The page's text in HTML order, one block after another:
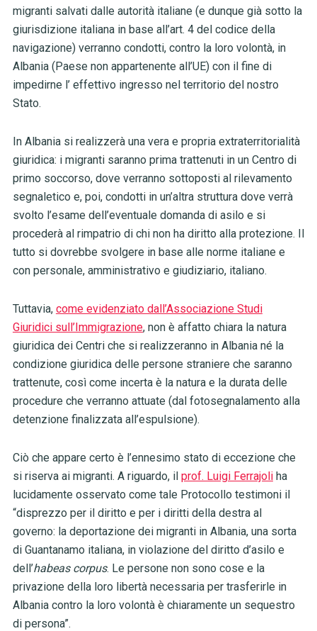
migranti salvati dalle autorità italiane (e dunque già sotto la
giurisdizione italiana in base all’art. 4 del codice della
navigazione) verranno condotti, contro la loro volontà, in
Albania (Paese non appartenente all’UE) con il fine di
impedirne l’ effettivo ingresso nel territorio del nostro
Stato.
In Albania si realizzerà una vera e propria extraterritorialità
giuridica: i migranti saranno prima trattenuti in un Centro di
primo soccorso, dove verranno sottoposti al rilevamento
segnaletico e, poi, condotti in un’altra struttura dove verrà
svolto l’esame dell’eventuale domanda di asilo e si
procederà al rimpatrio di chi non ha diritto alla protezione. Il
tutto si dovrebbe svolgere in base alle norme italiane e
con personale, amministrativo e giudiziario, italiano.
Tuttavia, come evidenziato dall’Associazione Studi
Giuridici sull’Immigrazione, non è affatto chiara la natura
giuridica dei Centri che si realizzeranno in Albania né la
condizione giuridica delle persone straniere che saranno
trattenute, così come incerta è la natura e la durata delle
procedure che verranno attuate (dal fotosegnalamento alla
detenzione finalizzata all’espulsione).
Ciò che appare certo è l’ennesimo stato di eccezione che
si riserva ai migranti. A riguardo, il prof. Luigi Ferrajoliha
lucidamente osservato come tale Protocollo testimoni il
“disprezzo per il diritto e per i diritti della destra al
governo: la deportazione dei migranti in Albania, una sorta
di Guantanamo italiana, in violazione del diritto d’asilo e
dell’habeas corpus. Le persone non sono cose e la
privazione della loro libertà necessaria per trasferirle in
Albania contro la loro volontà è chiaramente un sequestro
di persona”.